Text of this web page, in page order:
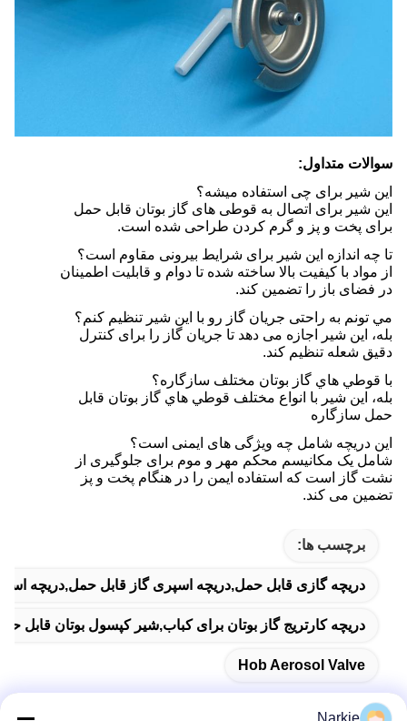
سوالات متداول:
این شیر برای چی استفاده میشه؟
این شیر برای اتصال به قوطی های گاز بوتان قابل حمل
برای پخت و پز و گرم کردن طراحی شده است.
تا چه اندازه این شیر برای شرایط بیرونی مقاوم است؟
از مواد با کیفیت بالا ساخته شده تا دوام و قابلیت اطمینان
در فضای باز را تضمین کند.
مي تونم به راحتی جریان گاز رو با اين شیر تنظیم کنم؟
بله، این شیر اجازه می دهد تا جریان گاز را برای کنترل
دقیق شعله تنظیم کند.
با قوطي هاي گاز بوتان مختلف سازگاره؟
بله، اين شیر با انواع مختلف قوطي هاي گاز بوتان قابل
حمل سازگاره
این دریچه شامل چه ویژگی های ایمنی است؟
شامل یک مکانیسم محکم مهر و موم برای جلوگیری از
نشت گاز است که استفاده ایمن را در هنگام پخت و پز
تضمین می کند.
برچسب ها:
دریچه گازی قابل حمل,دریچه اسپری گاز قابل حمل,دریچه
دریچه کارتریج گاز بوتان برای کباب,شیر کپسول بوتان قابل
Hob Aerosol Valve
Narkie